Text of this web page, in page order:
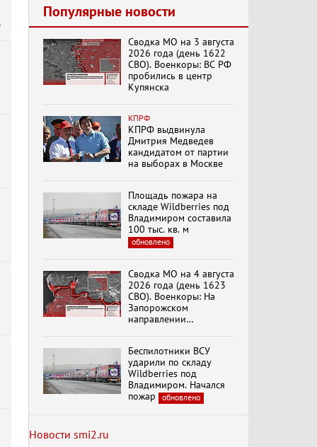
Хук слева:
«Додоговаривались...»
(11.06.2026)
Бренды Советской
эпохи "Гжель"
«Безразмерное
Кольцо»
К ГРАЖДАНАМ
Г.А. Зюганова,
Председателя ЦК
КПРФ Руководителя
фракции КПРФ в
Государственной Думе
РФ (28.07.2026)
Документальный
фильм "Империализм и
Менять курс! В.Боглаев,
И.Буданов, А.Лежава,
Н.Останина
Популярные новости
Сводка МО на 3 августа
2026 года (день 1622
СВО). Военкоры: ВС РФ
пробились в центр
Купянска
КПРФ
КПРФ выдвинула
Дмитрия Медведев
кандидатом от партии
на выборах в Москве
Площадь пожара на
складе Wildberries под
Владимиром составила
100 тыс. кв. м
обновлено
Сводка МО на 4 августа
2026 года (день 1623
СВО). Военкоры: На
Запорожском
направлении
Степногорска
Беспилотники ВСУ
ударили по складу
Wildberries под
Владимиром. Начался
пожар
обновлено
Новости smi2.ru